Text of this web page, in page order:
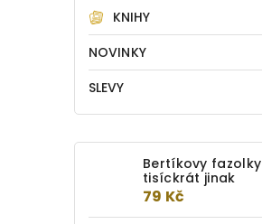
KNIHY
NOVINKY
SLEVY
Bertíkovy fazolky
tisíckrát jinak
79 Kč